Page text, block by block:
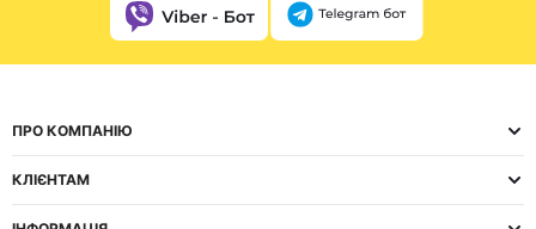
ПРО КОМПАНІЮ
КЛІЄНТАМ